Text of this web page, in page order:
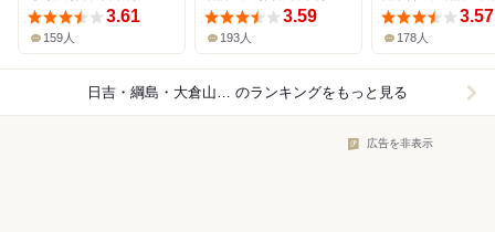
3.61
159人
3.59
193人
3.57
178人
日吉・綱島・大倉山×日本料理 のランキングをもっと見る
広告を非表示